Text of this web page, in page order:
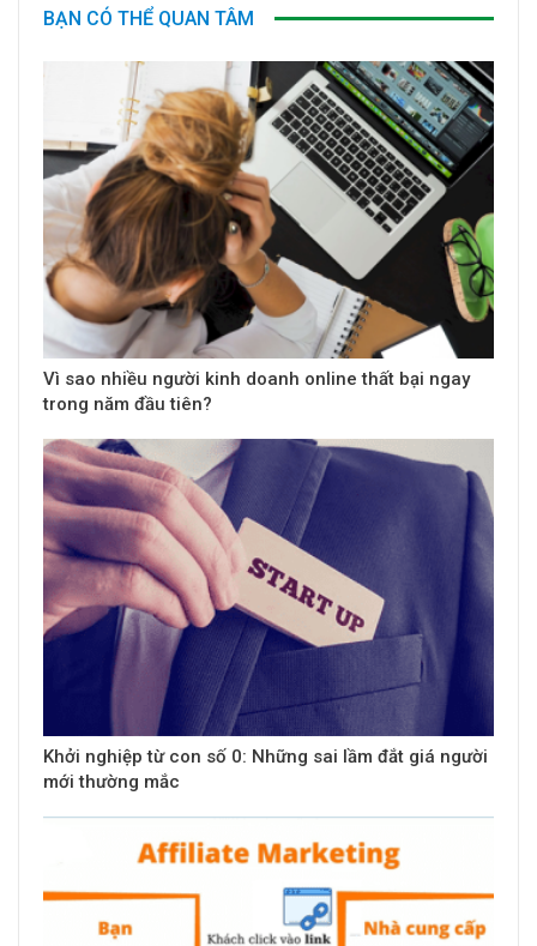
BẠN CÓ THỂ QUAN TÂM
Vì sao nhiều người kinh doanh online thất bại ngay
trong năm đầu tiên?
Khởi nghiệp từ con số 0: Những sai lầm đắt giá người
mới thường mắc